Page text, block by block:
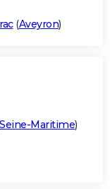
(Aveyron)
Seine-Maritime)